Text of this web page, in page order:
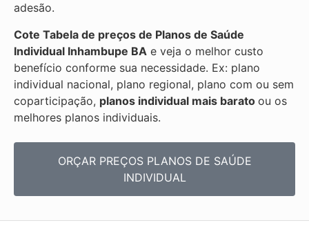
adesão.
Cote Tabela de preços de Planos de Saúde
Individual Inhambupe BA e veja o melhor custo
benefício conforme sua necessidade. Ex: plano
individual nacional, plano regional, plano com ou sem
coparticipação, planos individual mais barato ou os
melhores planos individuais.
ORÇAR PREÇOS PLANOS DE SAÚDE
INDIVIDUAL